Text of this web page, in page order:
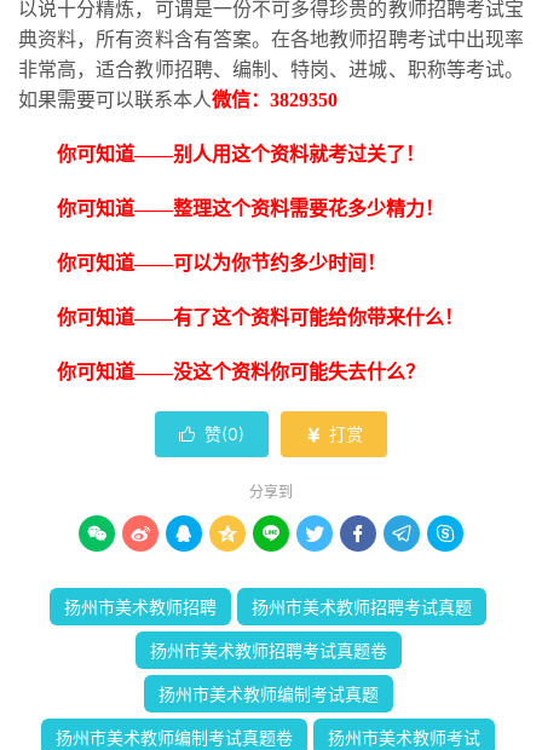
以说十分精炼，可谓是一份不可多得珍贵的教师招聘考试宝
典资料，所有资料含有答案。在各地教师招聘考试中出现率
非常高，适合教师招聘、编制、特岗、进城、职称等考试。
如果需要可以联系本人微信： 3829350
你可知道——别人用这个资料就考过关了！
你可知道——整理这个资料需要花多少精力！
你可知道——可以为你节约多少时间！
你可知道——有了这个资料可能给你带来什么！
你可知道——没这个资料你可能失去什么？
 赞(0)  打赏
分享到
        
扬州市美术教师招聘 扬州市美术教师招聘考试真题
扬州市美术教师招聘考试真题卷
扬州市美术教师编制考试真题
扬州市美术教师编制考试真题卷 扬州市美术教师考试